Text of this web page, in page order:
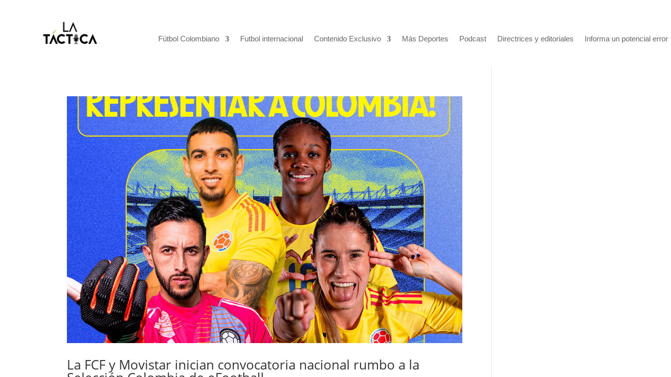
Fútbol Colombiano Futbol internacional Contenido Exclusivo Más Deportes Podcast Directrices y editoriales Informa un potencial error
La FCF y Movistar inician convocatoria nacional rumbo a la